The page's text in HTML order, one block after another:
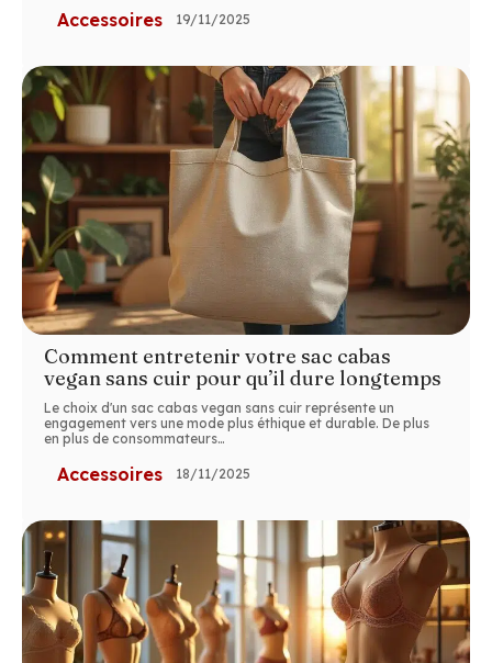
Accessoires 19/11/2025
Comment entretenir votre sac cabas
vegan sans cuir pour qu’il dure longtemps
Le choix d'un sac cabas vegan sans cuir représente un
engagement vers une mode plus éthique et durable. De plus
en plus de consommateurs…
Accessoires 18/11/2025